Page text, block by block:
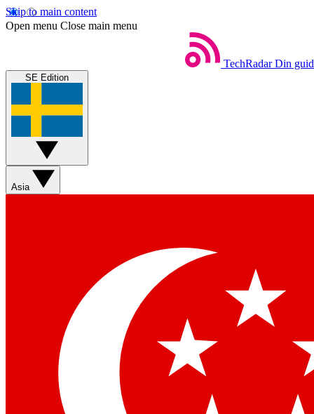
Skip to main content
Open menu Close main menu
TechRadar Din
SE Edition
Asia